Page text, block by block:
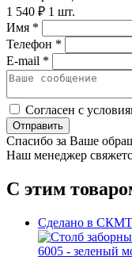
1 540 ₽ 1 шт.
Имя *
Телефон *
E-mail *
Согласен с
Отправить
Спасибо за Ваше
Наш менеджер
С этим
Сделано в СКМТ